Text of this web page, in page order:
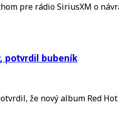
pre rádio SiriusXM o
potvrdil bubeník
že nový album Red